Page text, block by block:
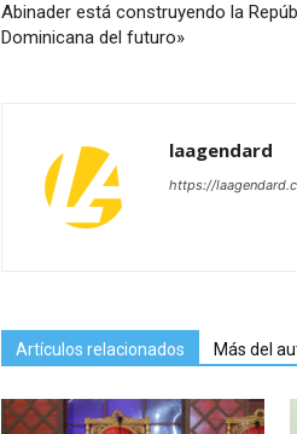
Abinader está construyendo la
Dominicana del futuro»
laagendard
https://
Artículos relacionados Más del